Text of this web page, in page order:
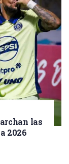
las
2026